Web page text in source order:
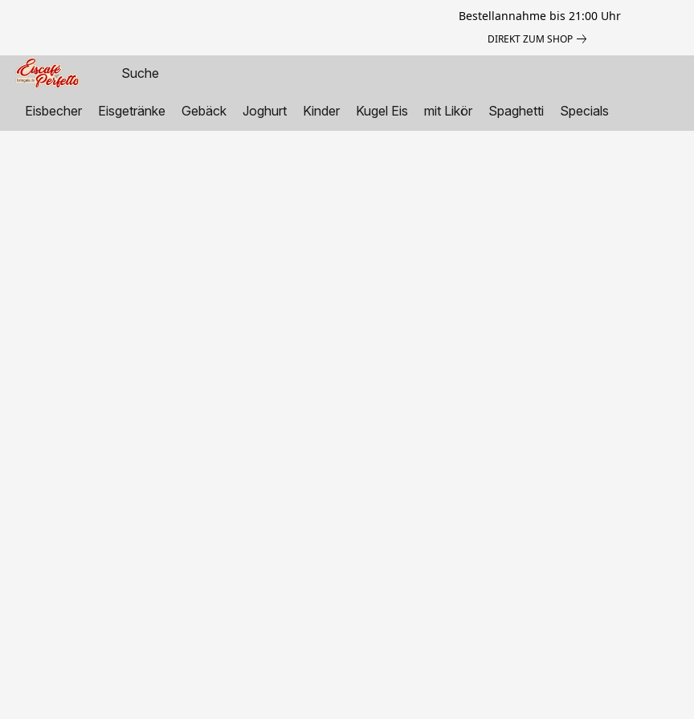
Bestellannahme bis 21:00 Uhr
DIREKT ZUM SHOP
Eisbecher Eisgetränke Gebäck Joghurt Kinder Kugel Eis mit Likör Spaghetti Specials